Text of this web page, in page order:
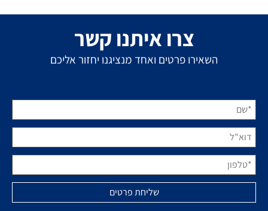
צרו איתנו קשר
השאירו פרטים ואחד מנציגנו יחזור אליכם